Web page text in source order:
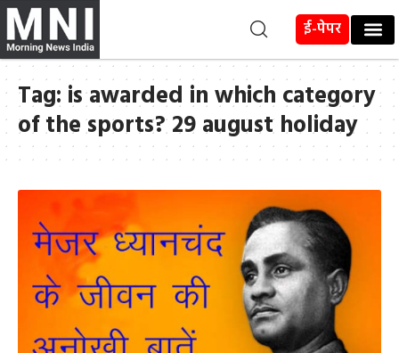
ई-पेपर
Tag: is awarded in which category
of the sports? 29 august holiday